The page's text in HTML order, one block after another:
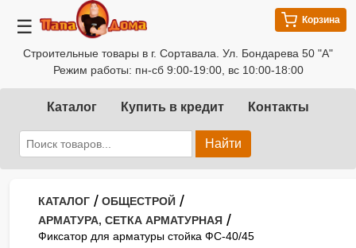
☰
Строительные товары в г. Сортавала. Ул. Бондарева 50 "А"
Режим работы: пн-сб 9:00-19:00, вс 10:00-18:00
Корзина
Каталог Купить в кредит Контакты
Найти
КАТАЛОГ / ОБЩЕСТРОЙ /
АРМАТУРА, СЕТКА АРМАТУРНАЯ /
Фиксатор для арматуры стойка ФС-40/45